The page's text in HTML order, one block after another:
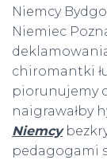
Niemcy
Niemiec
chiromantki
piorunujemy
naigrawałby
Niemcy
pedagogami